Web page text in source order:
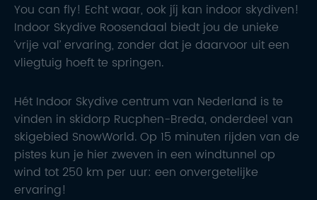
You can fly! Echt waar, ook jíj kan indoor skydiven!
Indoor Skydive Roosendaal biedt jou de unieke
‘vrije val’ ervaring, zonder dat je daarvoor uit een
vliegtuig hoeft te springen.
Hét Indoor Skydive centrum van Nederland is te
vinden in skidorp Rucphen-Breda, onderdeel van
skigebied SnowWorld. Op 15 minuten rijden van de
pistes kun je hier zweven in een windtunnel op
wind tot 250 km per uur: een onvergetelijke
ervaring!